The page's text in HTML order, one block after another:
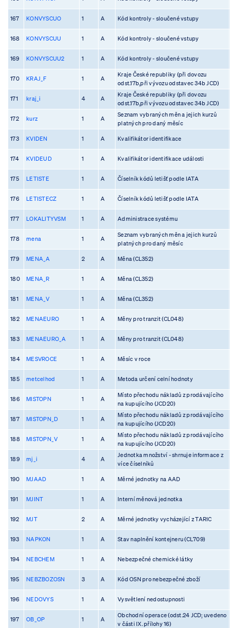
167 KONVYSCUO 1 A Kód kontroly - sloučené vstupy
168 KONVYSCUU 1 A Kód kontroly - sloučené vstupy
169 KONVYSCUU2 1 A Kód kontroly - sloučené vstupy
170 KRAJ_F 1 A
Kraje České republiky (při dovozu
odst.17b,při vývozu odstavec 34b JCD)
171 kraj_i 4 A
Kraje České republiky (při dovozu
odst.17b,při vývozu odstavec 34b JCD)
172 kurz 1 A
Seznam vybraných měn a jejich kurzů
platných pro daný měsíc
173 KVIDEN 1 A Kvalifikátor identifikace
174 KVIDEUD 1 A Kvalifikátor identifikace události
175 LETISTE 1 A Číselník kódů letišť podle IATA
176 LETISTECZ 1 A Číselník kódů letišť podle IATA
177 LOKALITYVSM 1 A Administrace systému
178 mena 1 A
Seznam vybraných měn a jejich kurzů
platných pro daný měsíc
179 MENA_A 2 A Měna (CL352)
180 MENA_R 1 A Měna (CL352)
181 MENA_V 1 A Měna (CL352)
182 MENAEURO 1 A Měny pro tranzit (CL048)
183 MENAEURO_A 1 A Měny pro tranzit (CL048)
184 MESVROCE 1 A Měsíc v roce
185 metcelhod 1 A Metoda určení celní hodnoty
186 MISTOPN 1 A
Místo přechodu nákladů z prodávajícího
na kupujícího (JCD20)
187 MISTOPN_D 1 A
Místo přechodu nákladů z prodávajícího
na kupujícího (JCD20)
188 MISTOPN_V 1 A
Místo přechodu nákladů z prodávajícího
na kupujícího (JCD20)
189 mj_i 4 A
Jednotka množství - shrnuje informace z
více číselníků
190 MJAAD 1 A Měrné jednotky na AAD
191 MJINT 1 A Interní měnová jednotka
192 MJT 2 A Měrné jednotky vycházející z TARIC
193 NAPKON 1 A Stav naplnění kontejneru (CL709)
194 NEBCHEM 1 A Nebezpečné chemické látky
195 NEBZBOZOSN 3 A Kód OSN pro nebezpečné zboží
196 NEDOVYS 1 A Vysvětlení nedostupnosti
197 OB_OP 1 A
Obchodní operace (odst.24 JCD; uvedeno
v části IX. přílohy 16)